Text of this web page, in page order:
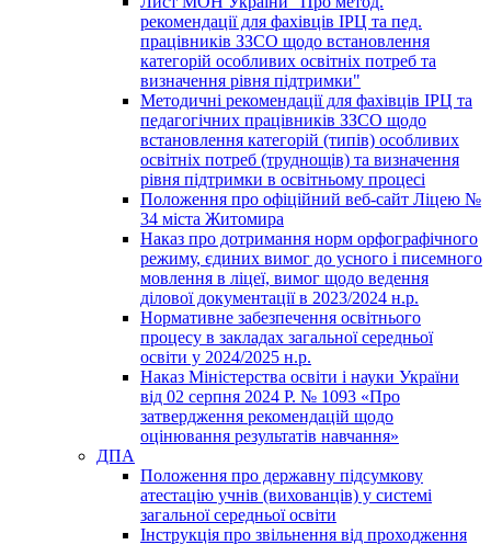
рекомендації для фахівців ІРЦ та пед.
працівників ЗЗСО щодо встановлення
категорій особливих освітніх потреб та
визначення рівня підтримки"
Методичні рекомендації для фахівців ІРЦ та
педагогічних працівників ЗЗСО щодо
встановлення категорій (типів) особливих
освітніх потреб (труднощів) та визначення
рівня підтримки в освітньому процесі
Положення про офіційний веб-сайт Ліцею №
34 міста Житомира
Наказ про дотримання норм орфографічного
режиму, єдиних вимог до усного і писемного
мовлення в ліцеї, вимог щодо ведення
ділової документації в 2023/2024 н.р.
Нормативне забезпечення освітнього
процесу в закладах загальної середньої
освіти у 2024/2025 н.р.
Наказ Міністерства освіти і науки України
від 02 серпня 2024 Р. № 1093 «Про
затвердження рекомендацій щодо
оцінювання результатів навчання»
ДПА
Положення про державну підсумкову
атестацію учнів (вихованців) у системі
загальної середньої освіти
Інструкція про звільнення від проходження